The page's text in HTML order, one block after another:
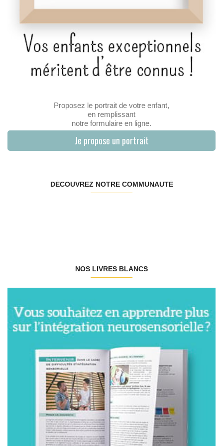
Proposez le portrait de votre enfant,
en remplissant
notre formulaire en ligne.
Je propose un portrait
DÉCOUVREZ NOTRE COMMUNAUTÉ
NOS LIVRES BLANCS